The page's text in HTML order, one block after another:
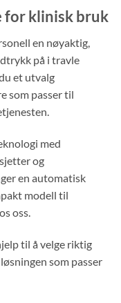
for klinisk bruk
en nøyaktig,
på i travle
et utvalg
som passer til
med
og
en automatisk
modell til
oss.
til å velge riktig
som passer